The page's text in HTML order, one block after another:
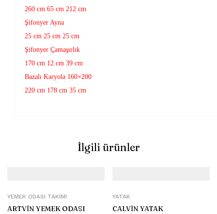
260 cm 65 cm 212 cm
Şifonyer Ayna
25 cm 25 cm 25 cm
Şifonyer Çamaşırlık
170 cm 12 cm 39 cm
Bazalı Karyola 160×200
220 cm 178 cm 35 cm
İlgili ürünler
YEMEK ODASI TAKIMI
ARTVİN YEMEK ODASI
YATAK
CALVİN YATAK